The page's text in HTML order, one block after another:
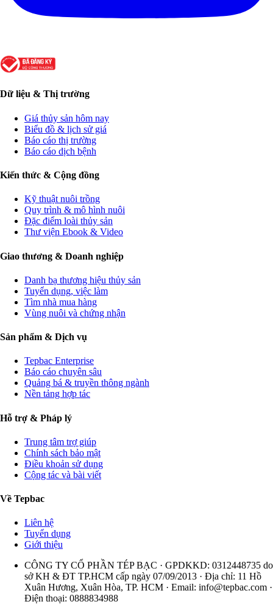
Dữ liệu & Thị trường
Giá thủy sản hôm nay
Biểu đồ & lịch sử giá
Báo cáo thị trường
Báo cáo dịch bệnh
Kiến thức & Cộng đồng
Kỹ thuật nuôi trồng
Quy trình & mô hình nuôi
Đặc điểm loài thủy sản
Thư viện Ebook & Video
Giao thương & Doanh nghiệp
Danh bạ thương hiệu thủy sản
Tuyển dụng, việc làm
Tìm nhà mua hàng
Vùng nuôi và chứng nhận
Sản phẩm & Dịch vụ
Tepbac Enterprise
Báo cáo chuyên sâu
Quảng bá & truyền thông ngành
Nền tảng hợp tác
Hỗ trợ & Pháp lý
Trung tâm trợ giúp
Chính sách bảo mật
Điều khoản sử dụng
Cộng tác và bài viết
Về Tepbac
Liên hệ
Tuyển dụng
Giới thiệu
CÔNG TY CỔ PHẦN TÉP BẠC · GPDKKD: 0312448735 do
sở KH & ĐT TP.HCM cấp ngày 07/09/2013 · Địa chỉ: 11 Hồ
Xuân Hương, Xuân Hòa, TP. HCM · Email: info@tepbac.com ·
Điện thoại: 0888834988